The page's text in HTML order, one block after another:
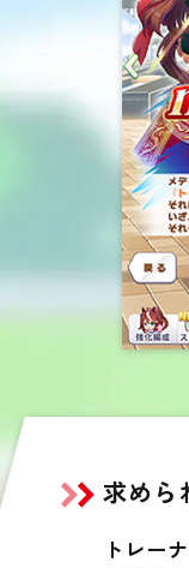
求めら
トレー